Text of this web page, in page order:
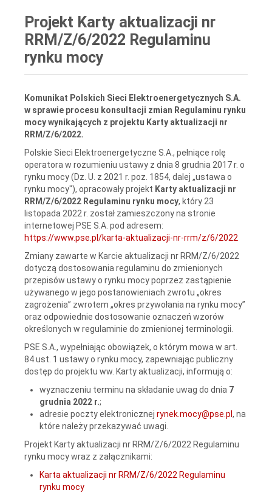
Projekt Karty aktualizacji nr
RRM/Z/6/2022 Regulaminu
rynku mocy
Komunikat Polskich Sieci Elektroenergetycznych S.A.
w sprawie procesu konsultacji zmian Regulaminu rynku
mocy wynikających z projektu Karty aktualizacji nr
RRM/Z/6/2022.
Polskie Sieci Elektroenergetyczne S.A., pełniące rolę
operatora w rozumieniu ustawy z dnia 8 grudnia 2017 r. o
rynku mocy (Dz. U. z 2021 r. poz. 1854, dalej „ustawa o
rynku mocy"), opracowały projekt Karty aktualizacji nr
RRM/Z/6/2022 Regulaminu rynku mocy, który 23
listopada 2022 r. został zamieszczony na stronie
internetowej PSE S.A. pod adresem:
https://www.pse.pl/karta-aktualizacji-nr-rrm/z/6/2022
Zmiany zawarte w Karcie aktualizacji nr RRM/Z/6/2022
dotyczą dostosowania regulaminu do zmienionych
przepisów ustawy o rynku mocy poprzez zastąpienie
używanego w jego postanowieniach zwrotu „okres
zagrożenia” zwrotem „okres przywołania na rynku mocy”
oraz odpowiednie dostosowanie oznaczeń wzorów
określonych w regulaminie do zmienionej terminologii.
PSE S.A., wypełniając obowiązek, o którym mowa w art.
84 ust. 1 ustawy o rynku mocy, zapewniając publiczny
dostęp do projektu ww. Karty aktualizacji, informują o:
wyznaczeniu terminu na składanie uwag do dnia 7
grudnia 2022 r.;
adresie poczty elektronicznej rynek.mocy@pse.pl , na
które należy przekazywać uwagi.
Projekt Karty aktualizacji nr RRM/Z/6/2022 Regulaminu
rynku mocy wraz z załącznikami:
Karta aktualizacji nr RRM/Z/6/2022 Regulaminu
rynku mocy